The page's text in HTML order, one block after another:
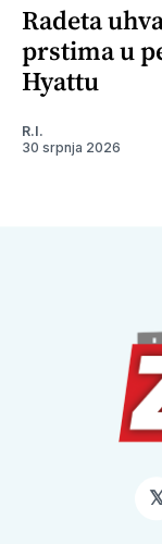
Radeta
prstima u
Hyattu
R.I.
30 srpnja 2026